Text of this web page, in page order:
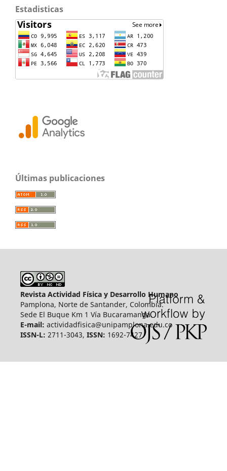
Estadisticas
Últimas publicaciones
Revista Actividad Física y Desarrollo Humano
Pamplona, Norte de Santander, Colombia.
Sede El Buque Km 1 Vía Bucaramanga.
E-mail: actividadfisica@unipamplona.edu.co
ISSN-L: 2711-3043, ISSN: 1692-7427.